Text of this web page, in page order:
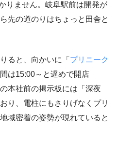
りません。岐阜駅前は開発が
先の道のりはちょっと田舎と
ると、向かいに「 プリニーク
は15:00～と遅めで開店
本社前の掲示板には「深夜
り、電柱にもさりげなくプリ
域密着の姿勢が現れていると